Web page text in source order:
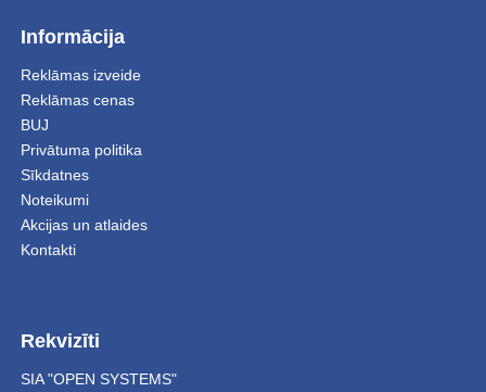
Informācija
Reklāmas izveide
Reklāmas cenas
BUJ
Privātuma politika
Sīkdatnes
Noteikumi
Akcijas un atlaides
Kontakti
Rekvizīti
SIA "OPEN SYSTEMS"